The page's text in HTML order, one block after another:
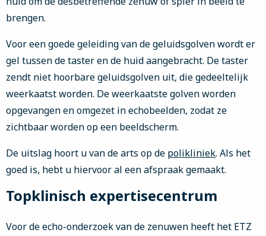
brengen.
Voor een goede geleiding van de geluidsgolven wordt er
gel tussen de taster en de huid aangebracht. De taster
zendt niet hoorbare geluidsgolven uit, die gedeeltelijk
weerkaatst worden. De weerkaatste golven worden
opgevangen en omgezet in echobeelden, zodat ze
zichtbaar worden op een beeldscherm.
De uitslag hoort u van de arts op de polikliniek. Als het
goed is, hebt u hiervoor al een afspraak gemaakt.
Topklinisch expertisecentrum
Voor de echo-onderzoek van de zenuwen heeft het ETZ